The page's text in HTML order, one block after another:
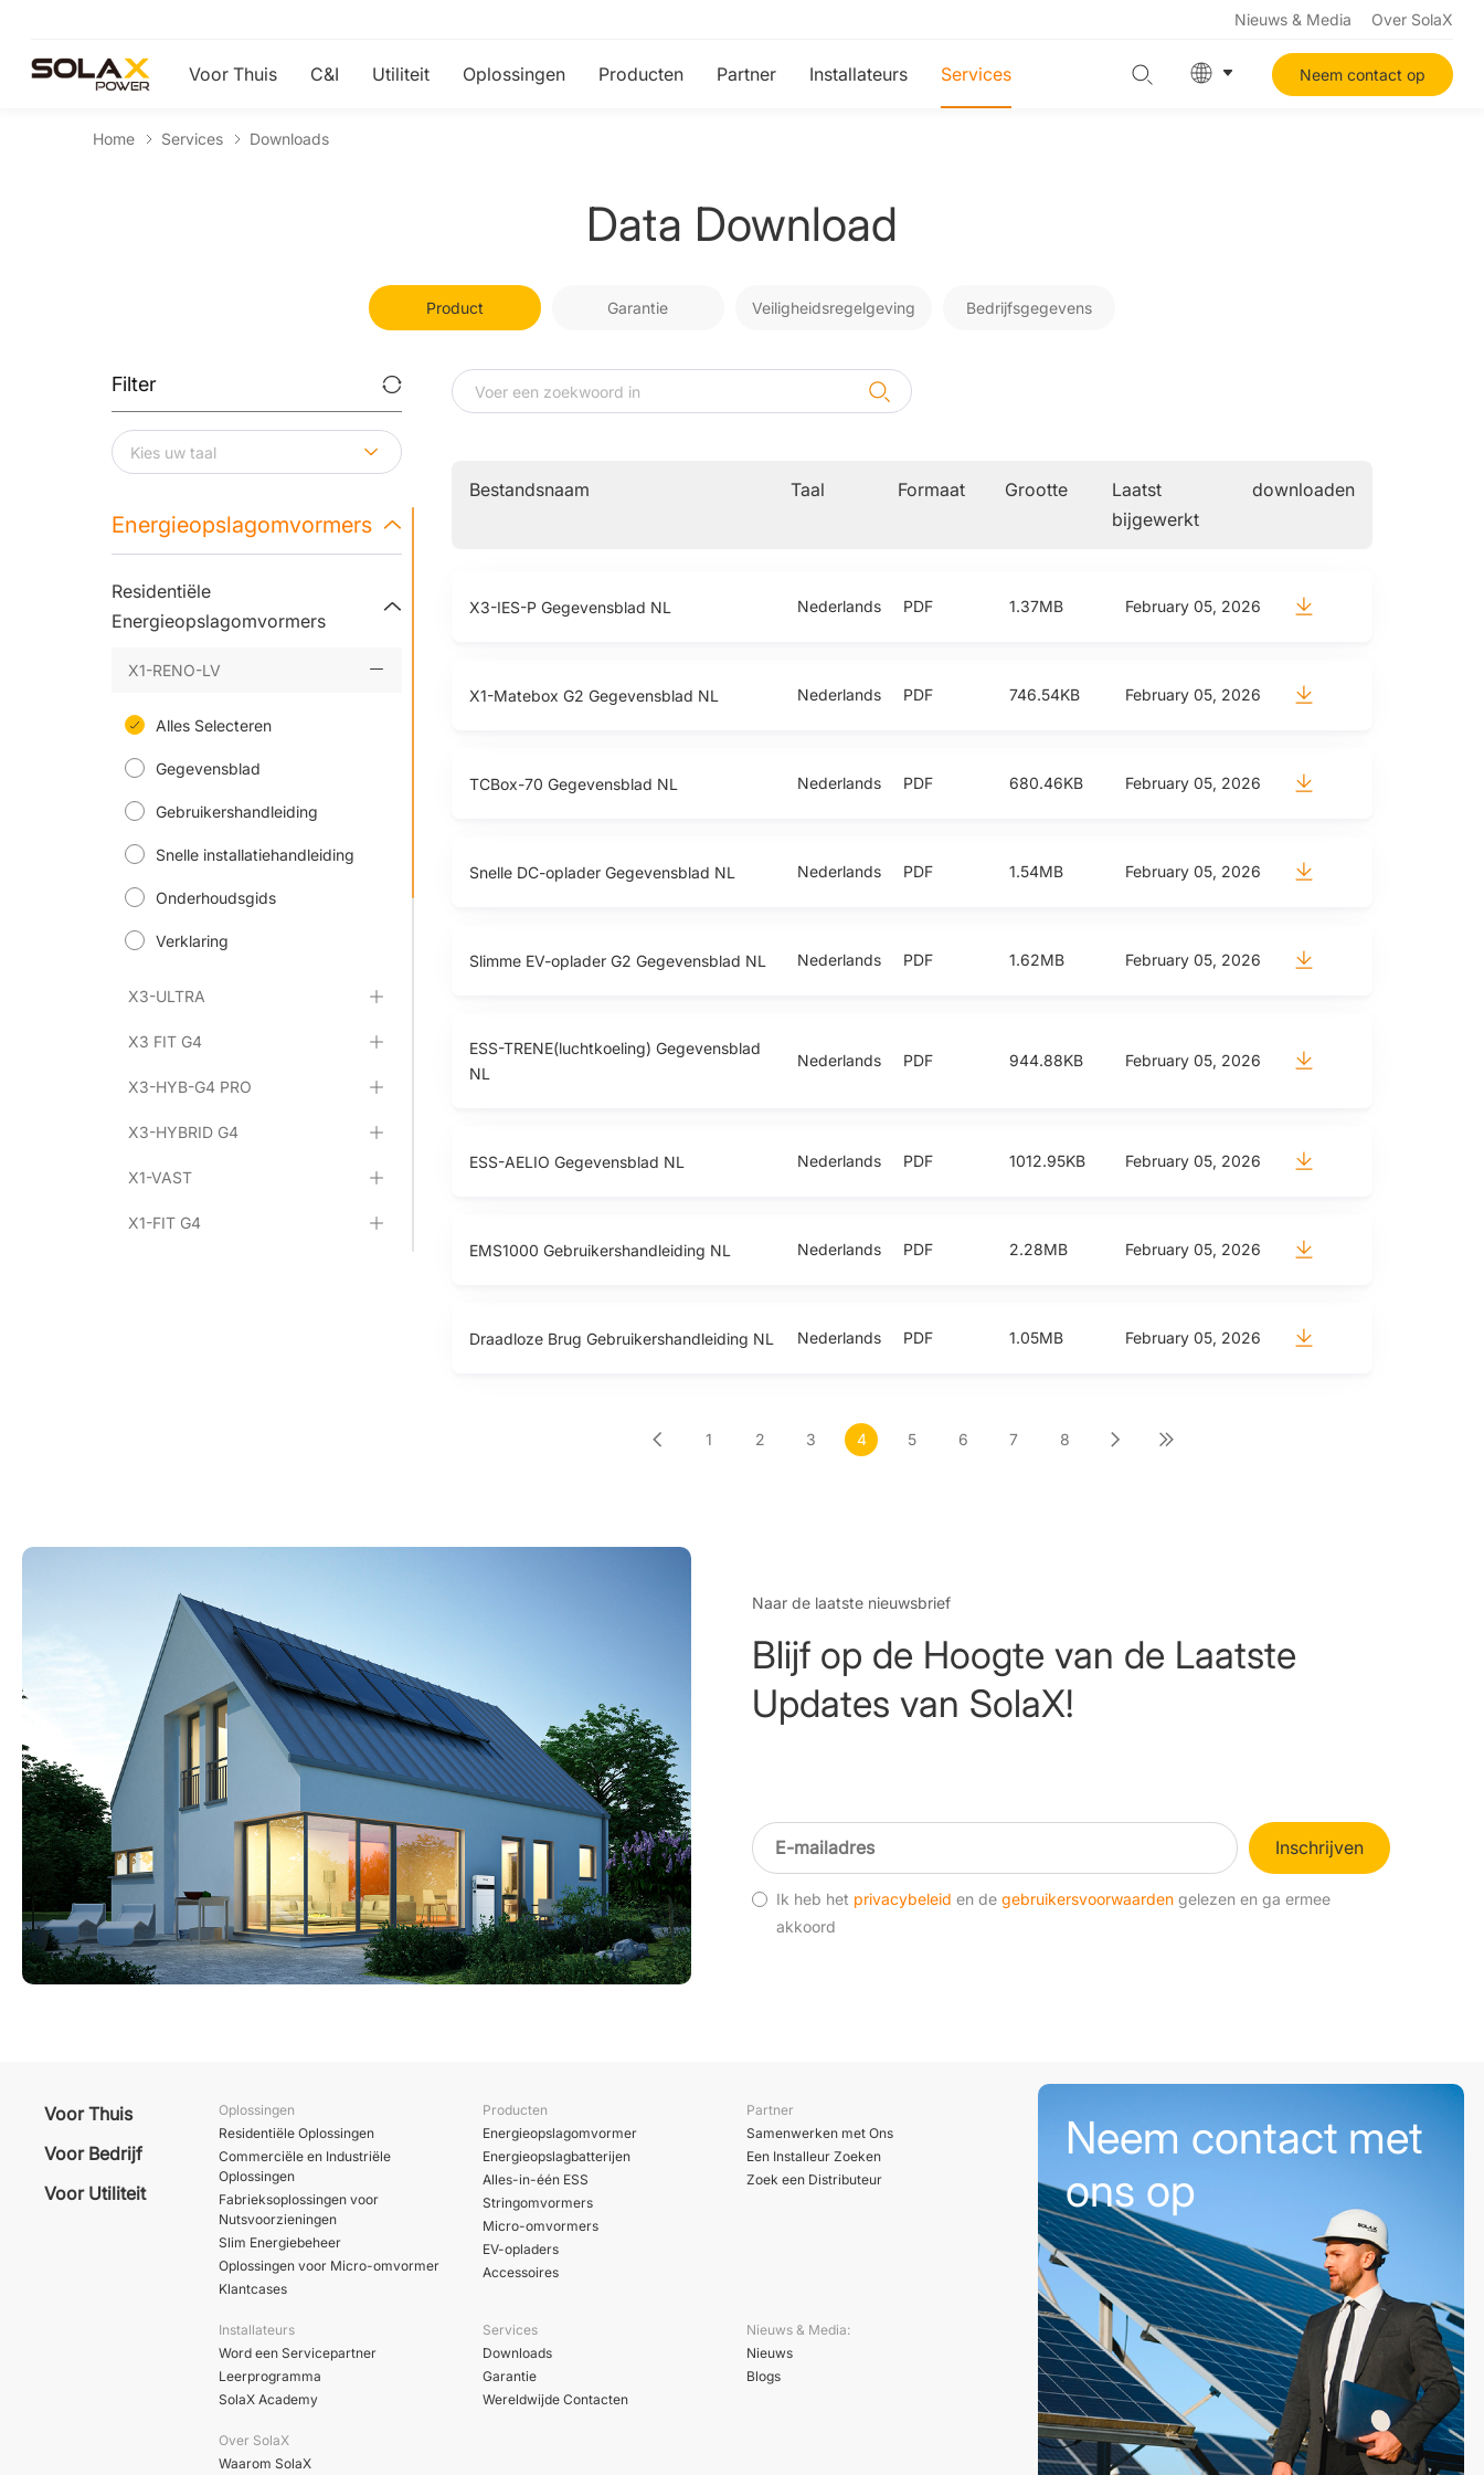
Nieuws & Media Over SolaX
Voor Thuis C&I Utiliteit Oplossingen Producten Partner Installateurs Services Neem contact op
Home Services Downloads
Data Download
Product Garantie Veiligheidsregelgeving Bedrijfsgegevens
Filter
Energieopslagomvormers
Residentiële
Energieopslagomvormers
X1-RENO-LV
Alles Selecteren
Gegevensblad
Gebruikershandleiding
Snelle installatiehandleiding
Onderhoudsgids
Verklaring
X3-ULTRA
X3 FIT G4
X3-HYB-G4 PRO
X3-HYBRID G4
X1-VAST
X1-FIT G4
Stringomvormers
EV-opladers
Accessoires
Heat Pump
Bestandsnaam Taal Formaat Grootte
Laatst
bijgewerkt
downloaden
X3-IES-P Gegevensblad NL Nederlands PDF 1.37MB February 05, 2026
X1-Matebox G2 Gegevensblad NL Nederlands PDF 746.54KB February 05, 2026
TCBox-70 Gegevensblad NL Nederlands PDF 680.46KB February 05, 2026
Snelle DC-oplader Gegevensblad NL Nederlands PDF 1.54MB February 05, 2026
Slimme EV-oplader G2 Gegevensblad NL Nederlands PDF 1.62MB February 05, 2026
ESS-TRENE(luchtkoeling) Gegevensblad
NL
Nederlands PDF 944.88KB February 05, 2026
ESS-AELIO Gegevensblad NL Nederlands PDF 1012.95KB February 05, 2026
EMS1000 Gebruikershandleiding NL Nederlands PDF 2.28MB February 05, 2026
Draadloze Brug Gebruikershandleiding NL Nederlands PDF 1.05MB February 05, 2026
1 2 3 4 5 6 7 8
Naar de laatste nieuwsbrief
Blijf op de Hoogte van de Laatste
Updates van SolaX!
Inschrijven
Ik heb het privacybeleid en degebruikersvoorwaarden gelezen en ga ermee
akkoord
Voor Thuis
Voor Bedrijf
Voor Utiliteit
Oplossingen
Residentiële Oplossingen
Commerciële en Industriële
Oplossingen
Fabrieksoplossingen voor
Nutsvoorzieningen
Slim Energiebeheer
Oplossingen voor Micro-omvormer
Klantcases
Producten
Energieopslagomvormer
Energieopslagbatterijen
Alles-in-één ESS
Stringomvormers
Micro-omvormers
EV-opladers
Accessoires
Partner
Samenwerken met Ons
Een Installeur Zoeken
Zoek een Distributeur
Installateurs
Word een Servicepartner
Leerprogramma
SolaX Academy
Services
Downloads
Garantie
Wereldwijde Contacten
Nieuws & Media:
Nieuws
Blogs
Over SolaX
Waarom SolaX
Neem contact met
ons op